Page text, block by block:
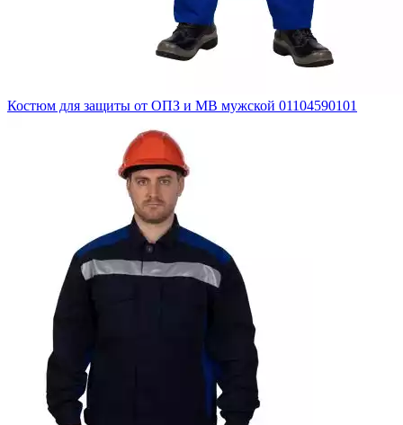
Костюм для защиты от ОПЗ и МВ мужской 01104590101